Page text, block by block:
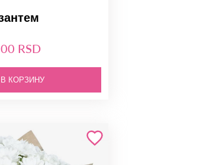
RSD
КОРЗИНУ